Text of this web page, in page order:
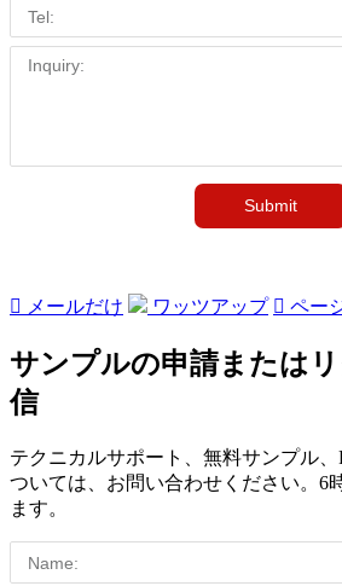
 メールだけ ワッツアップ  ペー
サンプルの申請または
信
テクニカルサポート、無料サンプル
ついては、お問い合わせください。6
ます。